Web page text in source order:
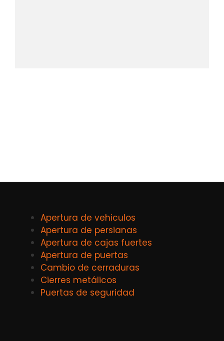
Apertura de vehiculos
Apertura de persianas
Apertura de cajas fuertes
Apertura de puertas
Cambio de cerraduras
Cierres metálicos
Puertas de seguridad